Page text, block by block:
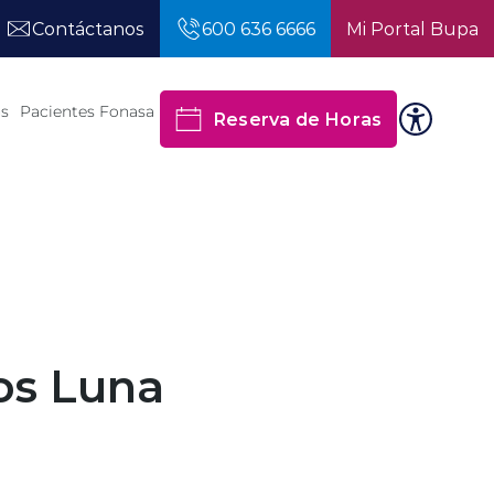
Contáctanos
600 636 6666 Mi Portal Bupa
Pacientes Fonasa Reserva de Horas
Luna